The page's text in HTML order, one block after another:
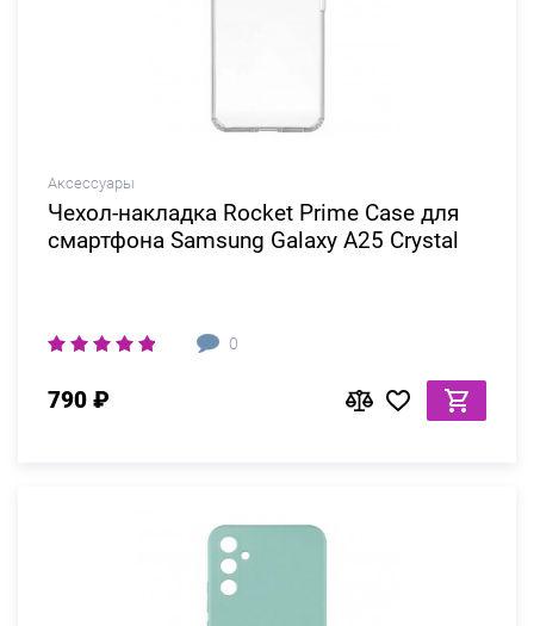
Аксессуары
Чехол-накладка Rocket Prime Case для
смартфона Samsung Galaxy A25 Crystal
0
790 ₽